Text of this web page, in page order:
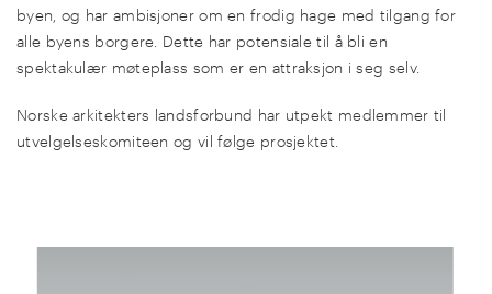
byen, og har ambisjoner om en frodig hage med tilgang for
alle byens borgere. Dette har potensiale til å bli en
spektakulær møteplass som er en attraksjon i seg selv.
Norske arkitekters landsforbund har utpekt medlemmer til
utvelgelseskomiteen og vil følge prosjektet.